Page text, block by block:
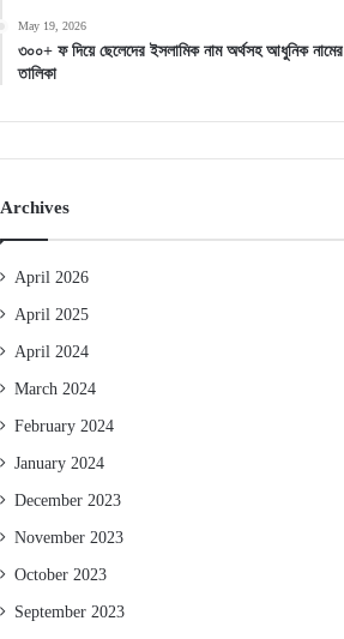
May 19, 2026
৩০০+ ফ দিয়ে ছেলেদের ইসলামিক নাম অর্থসহ আধুনিক নামের
তালিকা
Archives
April 2026
April 2025
April 2024
March 2024
February 2024
January 2024
December 2023
November 2023
October 2023
September 2023